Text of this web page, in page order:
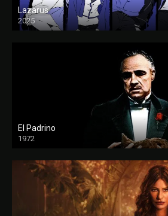
Lazarus
2025
El Padrino
1972
FULL HD